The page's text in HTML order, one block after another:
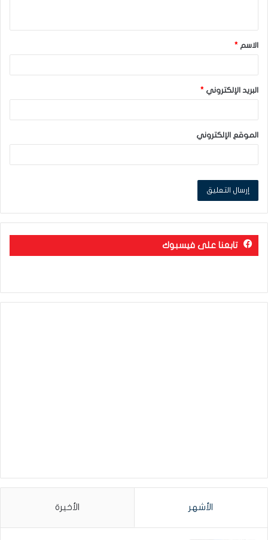
ق
*
الاسم *
البريد الإلكتروني *
الموقع الإلكتروني
تابعنا على فيسبوك
الأشهر الأخيرة